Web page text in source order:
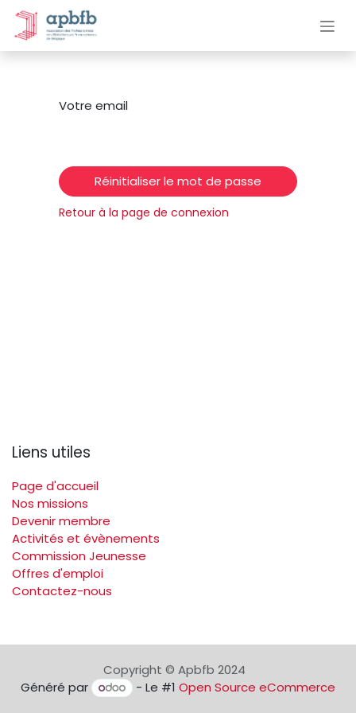
Se rendre au contenu
Votre email
Réinitialiser le mot de passe
Retour à la page de connexion
Liens utiles
Page d'accueil
Nos missions
Devenir membre
Activités et évènements
Commission Jeunesse
Offres d'emploi
Contactez-nous
Copyright © Apbfb 2024
Généré par
- Le #1 Open Source eCommerce